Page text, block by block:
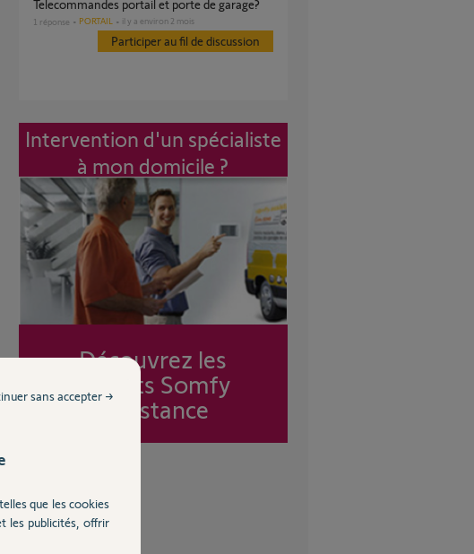
Telecommandes portail et porte de garage?
1 réponse PORTAIL il y a environ 2 mois
Participer au fil de discussion
Intervention d'un spécialiste
à mon domicile ?
Découvrez les
forfaits Somfy
Assistance
que les cookies
les publicités, offrir
sans accepter →